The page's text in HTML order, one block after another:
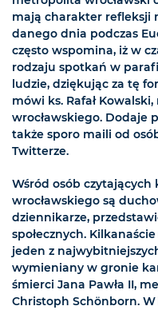
mają charakter refleksji
danego dnia podczas
często wspomina, iż w
rodzaju spotkań w
ludzie, dziękując za tę
mówi ks. Rafał
wrocławskiego. Dodaje
także sporo maili od
Twitterze.
Wśród osób
wrocławskiego są
dziennikarze,
społecznych.
jeden z
wymieniany w gronie
śmierci Jana Pawła II,
Christoph Schönborn.